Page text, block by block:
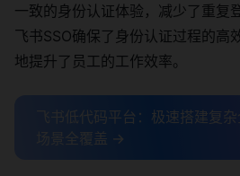
一致的身份认证体验，减少了重复
飞书SSO确保了身份认证过程的高
地提升了员工的工作效率。
飞书低代码平台：极速搭建复杂
场景全覆盖 →